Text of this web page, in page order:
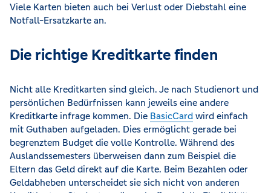
Viele Karten bieten auch bei Verlust oder Diebstahl eine
Notfall-Ersatzkarte an.
Die richtige Kreditkarte finden
Nicht alle Kreditkarten sind gleich. Je nach Studienort und
persönlichen Bedürfnissen kann jeweils eine andere
Kreditkarte infrage kommen. Die BasicCard wird einfach
mit Guthaben aufgeladen. Dies ermöglicht gerade bei
begrenztem Budget die volle Kontrolle. Während des
Auslandssemesters überweisen dann zum Beispiel die
Eltern das Geld direkt auf die Karte. Beim Bezahlen oder
Geldabheben unterscheidet sie sich nicht von anderen